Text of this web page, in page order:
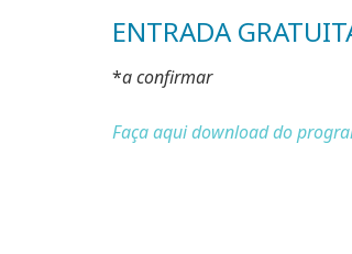
ENTRADA
*a confirmar
Faça aqui download do